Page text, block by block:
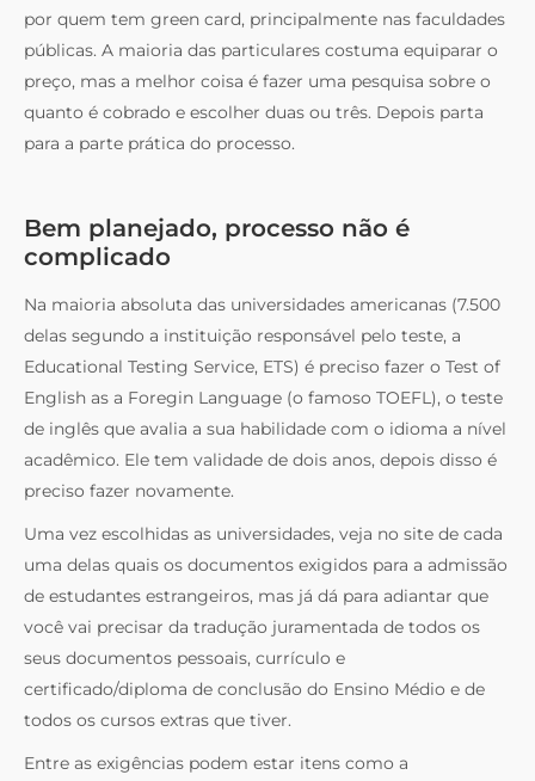
por quem tem green card, principalmente nas faculdades
públicas. A maioria das particulares costuma equiparar o
preço, mas a melhor coisa é fazer uma pesquisa sobre o
quanto é cobrado e escolher duas ou três. Depois parta
para a parte prática do processo.
Bem planejado, processo não é
complicado
Na maioria absoluta das universidades americanas (7.500
delas segundo a instituição responsável pelo teste, a
Educational Testing Service, ETS) é preciso fazer o Test of
English as a Foregin Language (o famoso TOEFL), o teste
de inglês que avalia a sua habilidade com o idioma a nível
acadêmico. Ele tem validade de dois anos, depois disso é
preciso fazer novamente.
Uma vez escolhidas as universidades, veja no site de cada
uma delas quais os documentos exigidos para a admissão
de estudantes estrangeiros, mas já dá para adiantar que
você vai precisar da tradução juramentada de todos os
seus documentos pessoais, currículo e
certificado/diploma de conclusão do Ensino Médio e de
todos os cursos extras que tiver.
Entre as exigências podem estar itens como a